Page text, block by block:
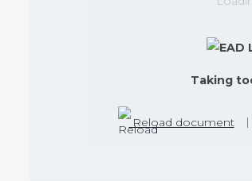
Taking
Reload document |